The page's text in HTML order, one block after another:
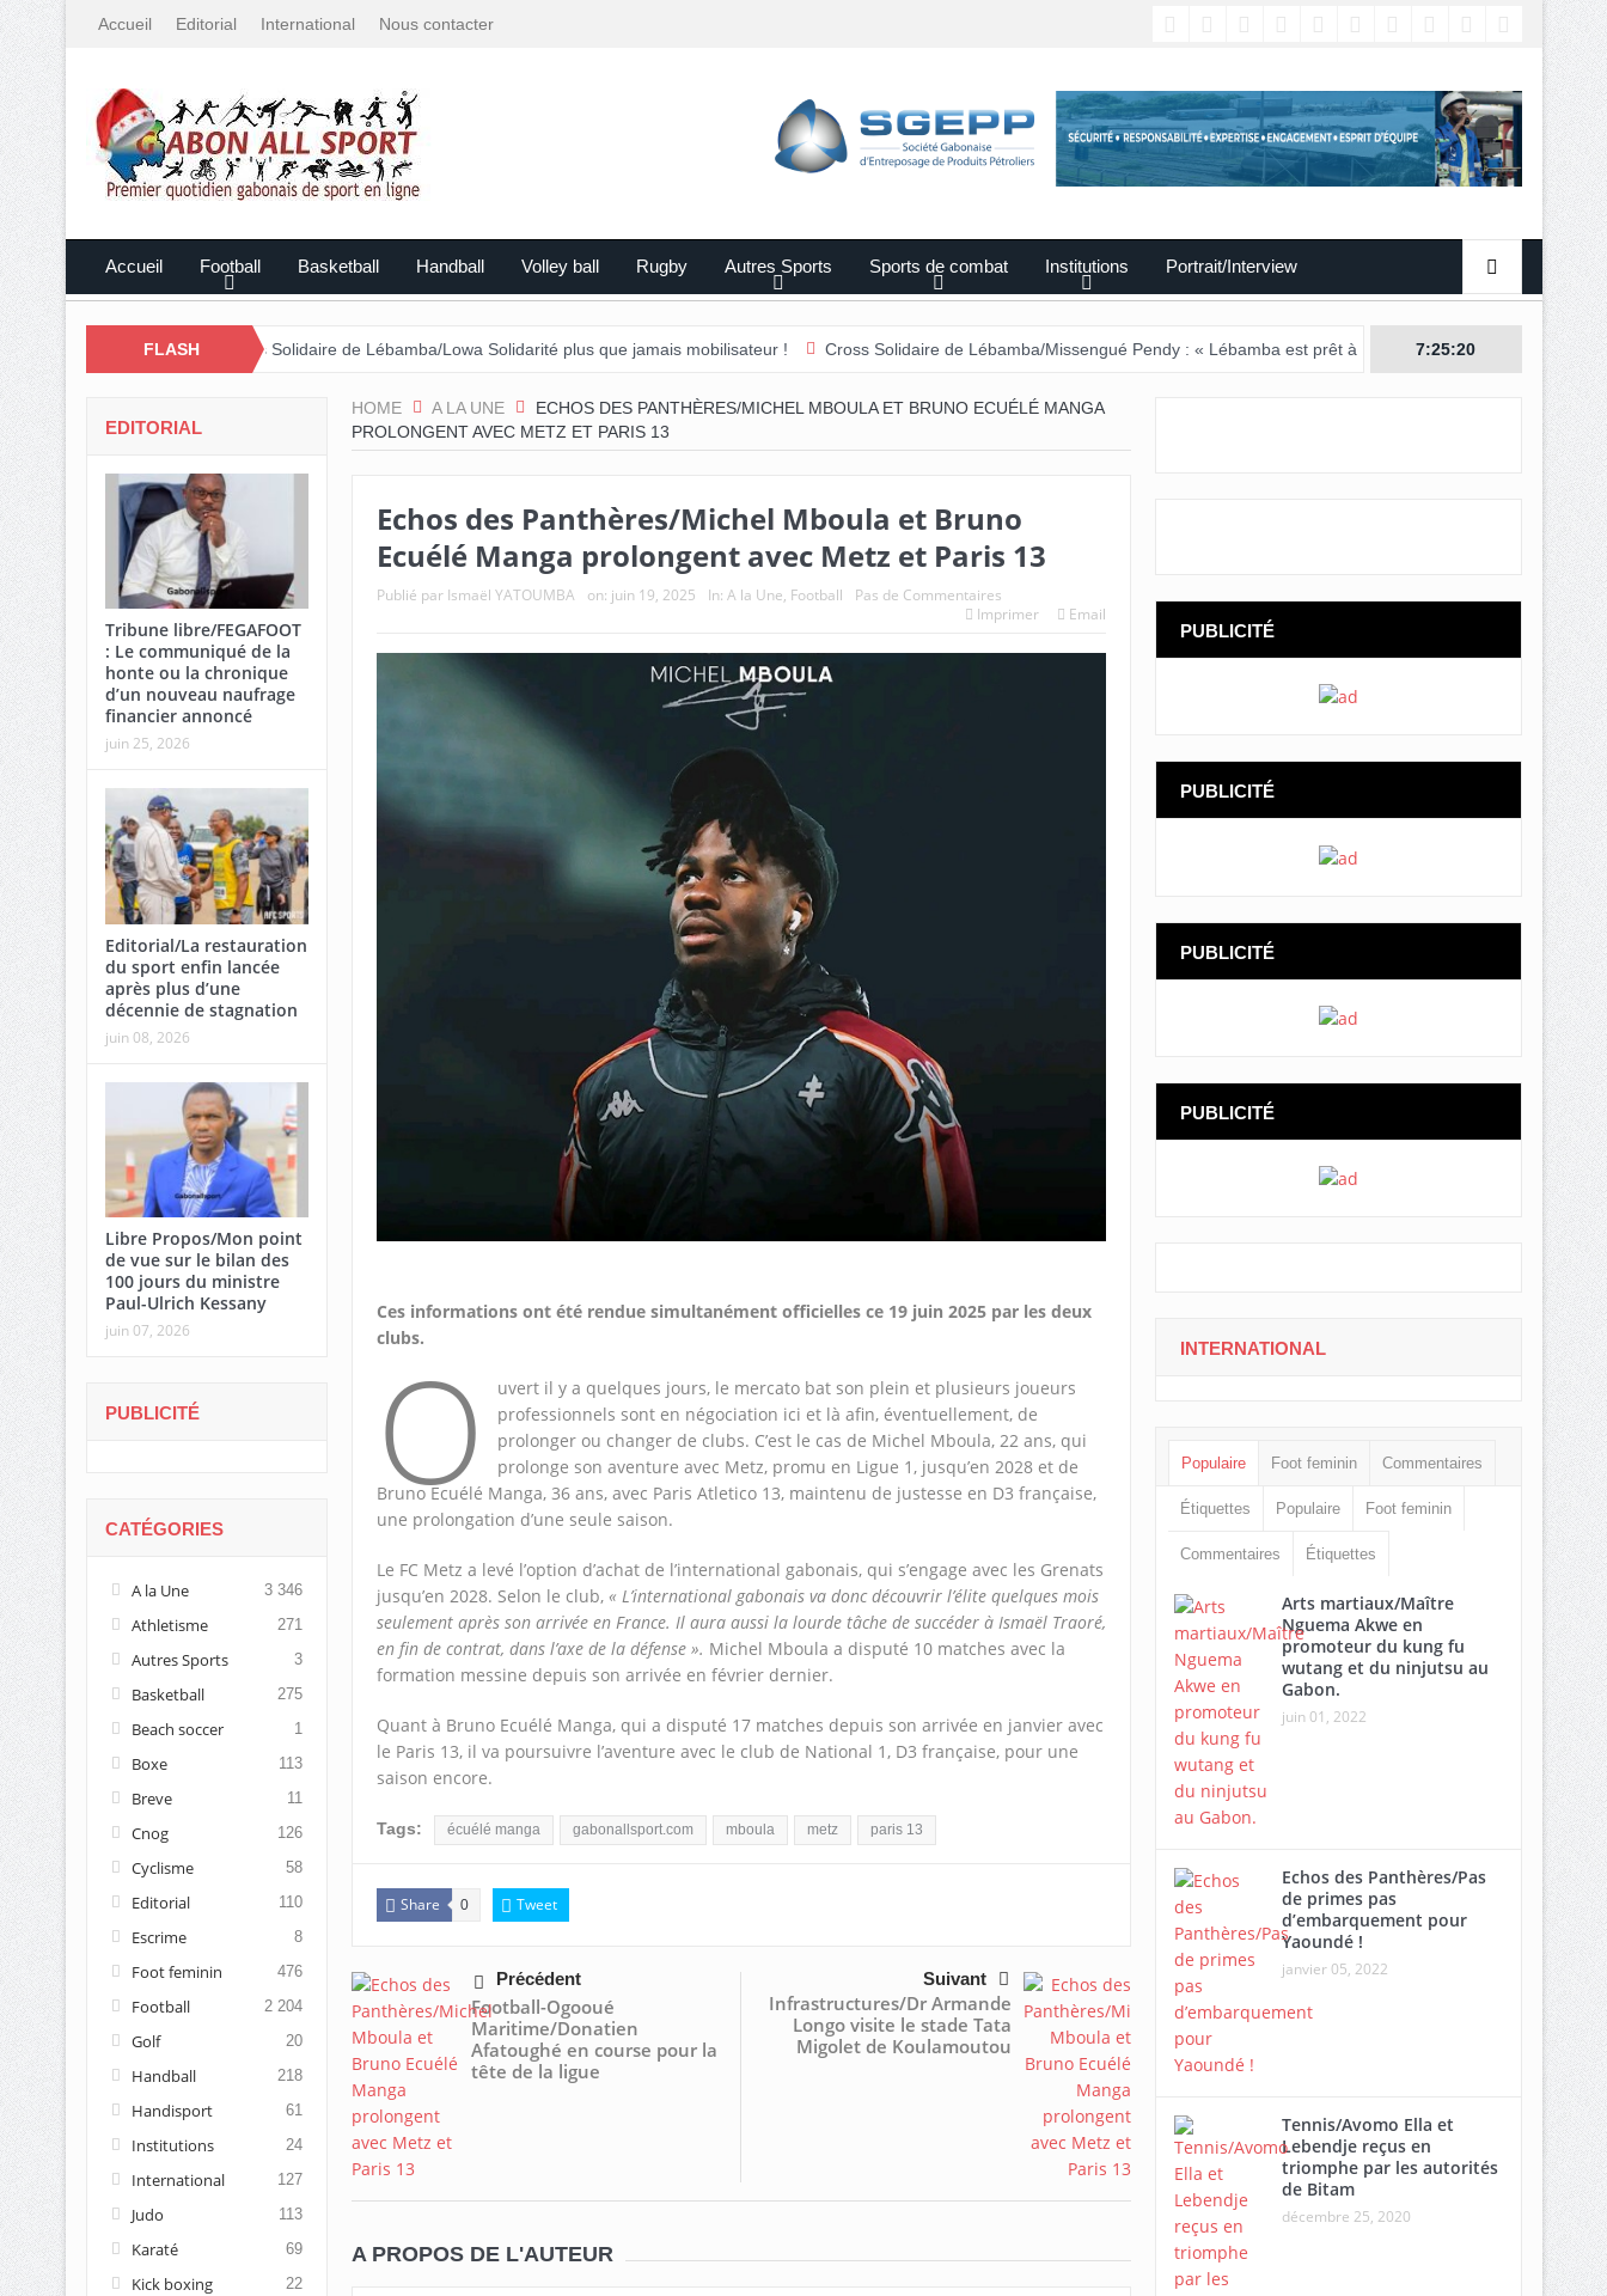
Accueil Editorial International Nous contacter
Accueil Football Basketball Handball Volley ball Rugby Autres Sports Sports de combat Institutions Portrait/Interview
FLASH
le Mali Cross Solidaire de Lébamba/Lowa Solidarité plus que jamais mobilisateur ! Cross Solidaire de Lébamba/Missengué Pendy : « Lébamba est prêt à accueillir ce grand événement »
7:25:21
HOME A LA UNE
ECHOS DES PANTHÈRES/MICHEL MBOULA ET BRUNO ECUÉLÉ MANGA
PROLONGENT AVEC METZ ET PARIS 13
Echos des Panthères/Michel Mboula et Bruno
Ecuélé Manga prolongent avec Metz et Paris 13
Publié par Ismaël YATOUMBA on: juin 19, 2025 In: A la Une, Football
Pas de Commentaires
Imprimer
Email
Ces informations ont été rendue simultanément officielles ce 19 juin 2025 par les deux
clubs.
O
uvert il y a quelques jours, le mercato bat son plein et plusieurs joueurs
professionnels sont en négociation ici et là afin, éventuellement, de
prolonger ou changer de clubs. C’est le cas de Michel Mboula, 22 ans, qui
prolonge son aventure avec Metz, promu en Ligue 1, jusqu’en 2028 et de
Bruno Ecuélé Manga, 36 ans, avec Paris Atletico 13, maintenu de justesse en D3 française,
une prolongation d’une seule saison.
Le FC Metz a levé l’option d’achat de l’international gabonais, qui s’engage avec les Grenats
jusqu’en 2028. Selon le club, « L’international gabonais va donc découvrir l’élite quelques mois
seulement après son arrivée en France. Il aura aussi la lourde tâche de succéder à Ismaël Traoré,
en fin de contrat, dans l’axe de la défense ». Michel Mboula a disputé 10 matches avec la
formation messine depuis son arrivée en février dernier.
Quant à Bruno Ecuélé Manga, qui a disputé 17 matches depuis son arrivée en janvier avec
le Paris 13, il va poursuivre l’aventure avec le club de National 1, D3 française, pour une
saison encore.
Tags: écuélé manga gabonallsport.com mboula metz paris 13
Share 0 Tweet
Précédent
Football-Ogooué
Maritime/Donatien
Afatoughé en course pour la
tête de la ligue
Suivant
Infrastructures/Dr Armande
Longo visite le stade Tata
Migolet de Koulamoutou
A PROPOS DE L'AUTEUR
EDITORIAL
Tribune libre/FEGAFOOT
: Le communiqué de la
honte ou la chronique
d’un nouveau naufrage
financier annoncé
juin 25, 2026
Editorial/La restauration
du sport enfin lancée
après plus d’une
décennie de stagnation
juin 08, 2026
Libre Propos/Mon point
de vue sur le bilan des
100 jours du ministre
Paul-Ulrich Kessany
juin 07, 2026
PUBLICITÉ
CATÉGORIES
A la Une 3 346
Athletisme 271
Autres Sports 3
Basketball 275
Beach soccer 1
Boxe 113
Breve 11
Cnog 126
Cyclisme 58
Editorial 110
Escrime 8
Foot feminin 476
Football 2 204
Golf 20
Handball 218
Handisport 61
Institutions 24
International 127
Judo 113
Karaté 69
Kick boxing 22
PUBLICITÉ
PUBLICITÉ
PUBLICITÉ
PUBLICITÉ
INTERNATIONAL
Populaire Foot feminin Commentaires
Étiquettes Populaire Foot feminin
Commentaires Étiquettes
Arts martiaux/Maître
Nguema Akwe en
promoteur du kung fu
wutang et du ninjutsu au
Gabon.
juin 01, 2022
Echos des Panthères/Pas
de primes pas
d’embarquement pour
Yaoundé !
janvier 05, 2022
Tennis/Avomo Ella et
Lebendje reçus en
triomphe par les autorités
de Bitam
décembre 25, 2020